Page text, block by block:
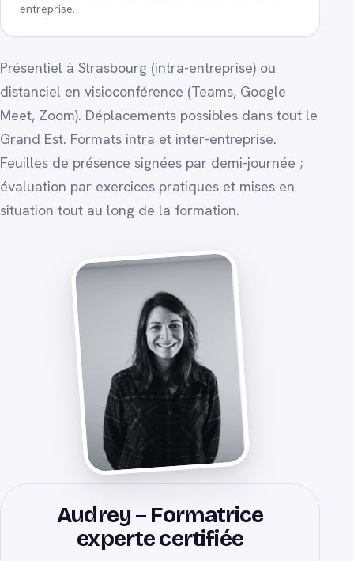
entreprise.
Présentiel à Strasbourg (intra-entreprise) ou
distanciel en visioconférence (Teams, Google
Meet, Zoom). Déplacements possibles dans tout le
Grand Est. Formats intra et inter-entreprise.
Feuilles de présence signées par demi-journée ;
évaluation par exercices pratiques et mises en
situation tout au long de la formation.
Audrey – Formatrice
experte certifiée